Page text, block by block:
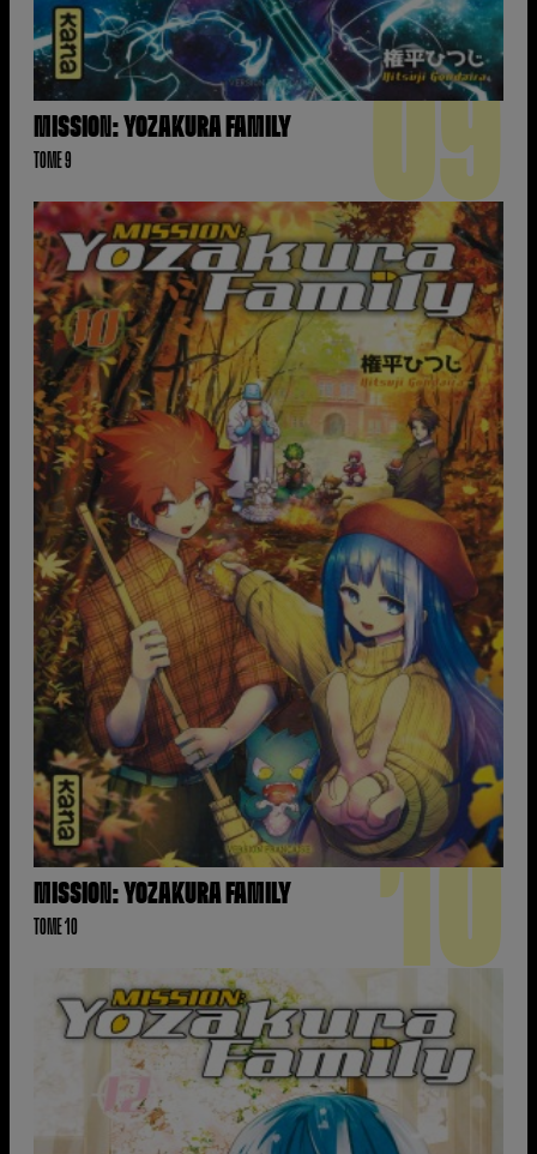
MISSION: YOZAKURA FAMILY
TOME 9 09
MISSION: YOZAKURA FAMILY
TOME 10 10